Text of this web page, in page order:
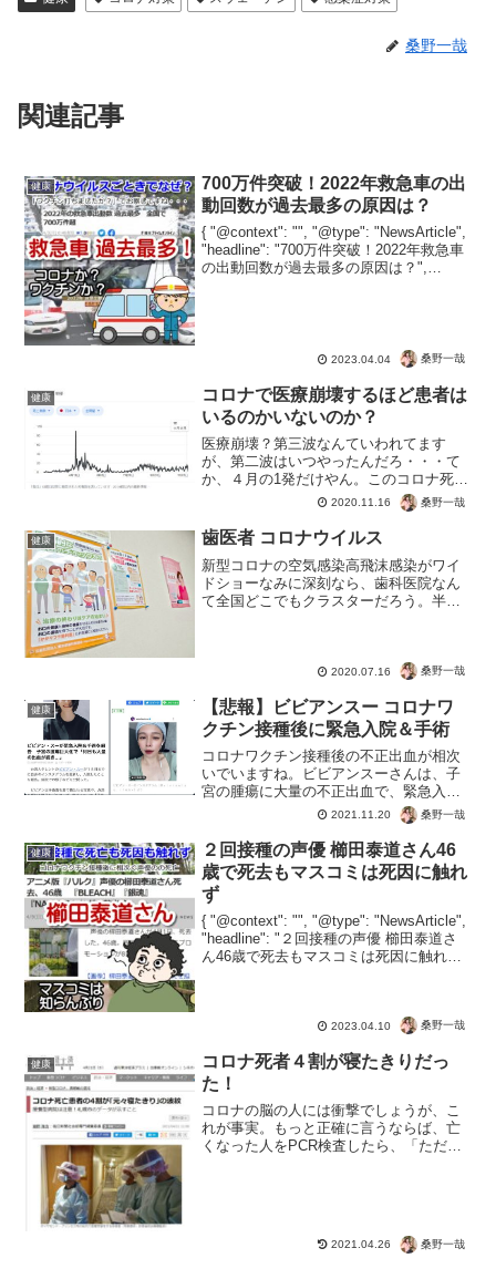
桑野一哉
関連記事
健康
700万件突破！2022年救急車の出
動回数が過去最多の原因は？
{ "@context": "", "@type": "NewsArticle",
"headline": "700万件突破！2022年救急車
の出動回数が過去最多の原因は？",
2023.04.04 桑野一哉
健康
コロナで医療崩壊するほど患者は
いるのかいないのか？
医療崩壊？第三波なんていわれてます
が、第二波はいつやったんだろ・・・て
か、４月の1発だけやん。このコロナ死不
正カウントでもただの風邪。患者不足病
床使用率の悪化。医療崩壊の恐れって、
耳にする。春に日本で封鎖された病院も
あった。海外では一方でこ...
2020.11.16 桑野一哉
健康 歯医者 コロナウイルス
新型コロナの空気感染高飛沫感染がワイ
ドショーなみに深刻なら、歯科医院なん
て全国どこでもクラスターだろう。半年
触だとか。くちを十分以...
2020.07.16 桑野一哉
健康
【悲報】ビビアンスー コロナワ
クチン接種後に緊急入院＆手術
コロナワクチン接種後の不正出血が相次
いでいますね。ビビアンスーさんは、子
宮の腫瘍に大量の不正出血で、緊急入院
＆手術。とりあえず無事で何よりです
が。何があっても因果関係不明と事務処
理されるコロナワクチン。接種すればす
るほど不幸を引き寄せるだけ...
2021.11.20 桑野一哉
健康
２回接種の声優 櫛田泰道さん46
歳で死去もマスコミは死因に触れ
ず
{ "@context": "", "@type": "NewsArticle",
"headline": "２回接種の声優 櫛田泰道さ
ん46歳で死去もマスコミは死因に触れ
2023.04.10 桑野一哉
健康
コロナ死者４割が寝たきりだっ
た！
コロナの脳の人には衝撃でしょうが、こ
れが事実。もっと正確に言うならば、亡
くなった人をPCR検査したら、「ただの
2021.04.26 桑野一哉